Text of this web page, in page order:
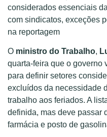
considerados essenciais
com sindicatos, exceções
na reportagem
O ministro do Trabalho,
quarta-feira que o governo
para definir setores
excluídos da necessidade
trabalho aos feriados. A
definida, mas deve passar
farmácia e posto de